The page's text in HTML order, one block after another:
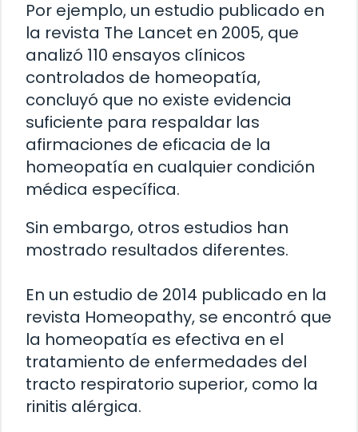
Por ejemplo, un estudio publicado en
la revista The Lancet en 2005, que
analizó 110 ensayos clínicos
controlados de homeopatía,
concluyó que no existe evidencia
suficiente para respaldar las
afirmaciones de eficacia de la
homeopatía en cualquier condición
médica específica.
Sin embargo, otros estudios han
mostrado resultados diferentes.
En un estudio de 2014 publicado en la
revista Homeopathy, se encontró que
la homeopatía es efectiva en el
tratamiento de enfermedades del
tracto respiratorio superior, como la
rinitis alérgica.